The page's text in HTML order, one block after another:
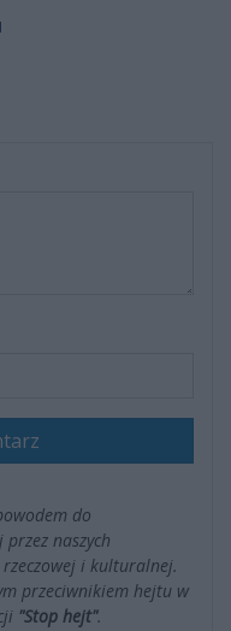
do
naszych
i kulturalnej.
przeciwnikiem hejtu w
"Stop hejt".